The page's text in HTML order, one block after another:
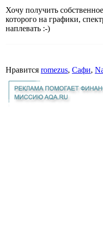
Хочу получить
которого на графики,
наплевать :-)
Нравится romezus, Сафи,